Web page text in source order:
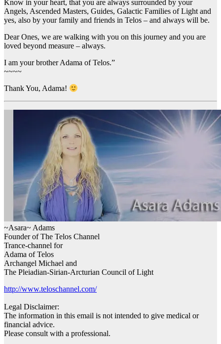
Know in your heart, that you are always surrounded by your
Angels, Ascended Masters, Guides, Galactic Families of Light and
yes, also by your family and friends in Telos – and always will be.
Dear Ones, we are walking with you on this journey and you are
loved beyond measure – always.
I am your brother Adama of Telos.”
~~~~
Thank You, Adama!
~Asara~ Adams
Founder of The Telos Channel
Trance-channel for
Adama of Telos
Archangel Michael and
The Pleiadian-Sirian-Arcturian Council of Light
http://www.teloschannel.com/
Legal Disclaimer:
The information in this email is not intended to give medical or
financial advice.
Please consult with a professional.